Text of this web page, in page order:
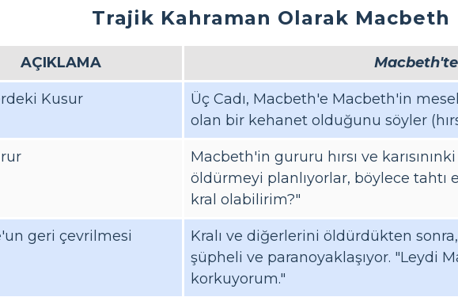
Trajik Kahraman Olarak Macbeth
AÇIKLAMA
Kusur
Üç Cadı, Macbeth'e Macbeth'in
olan bir kehanet olduğunu söyler
Macbeth'in gururu hırsı ve
öldürmeyi planlıyorlar, böylece tahtı
kral olabilirim?"
geri çevrilmesi
Kralı ve diğerlerini öldürdükten
şüpheli ve paranoyaklaşıyor. "Leydi
korkuyorum."